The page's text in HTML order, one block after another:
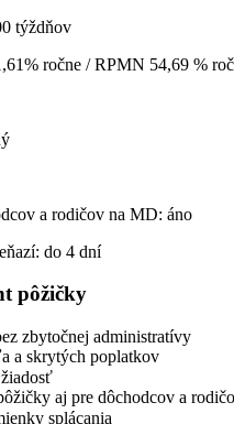
týždňov
ročne / RPMN 54,69 %
a rodičov na MD: áno
do 4 dní
pôžičky
zbytočnej administratívy
a skrytých poplatkov
aj pre dôchodcov a
splácania